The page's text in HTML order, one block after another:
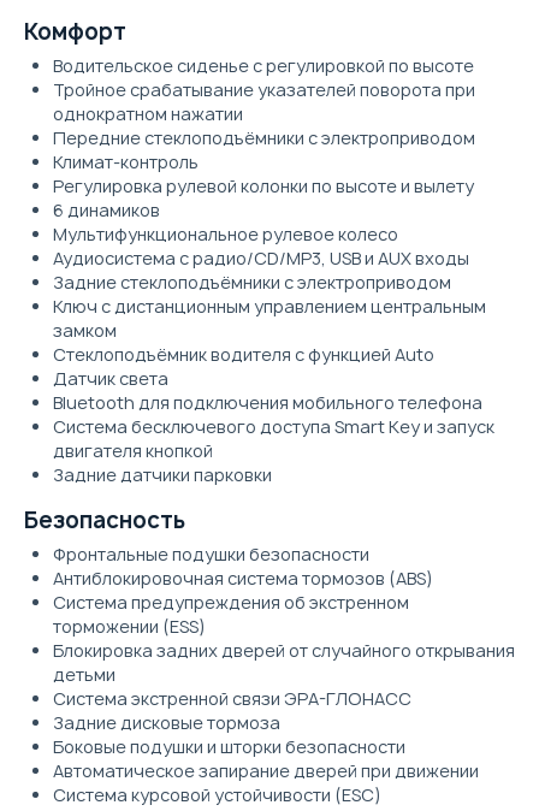
Комфорт
Водительское сиденье с регулировкой по высоте
Тройное срабатывание указателей поворота при
однократном нажатии
Передние стеклоподъёмники с электроприводом
Климат-контроль
Регулировка рулевой колонки по высоте и вылету
6 динамиков
Мультифункциональное рулевое колесо
Аудиосистема с радио/CD/MP3, USB и AUX входы
Задние стеклоподъёмники с электроприводом
Ключ с дистанционным управлением центральным
замком
Стеклоподъёмник водителя с функцией Auto
Датчик света
Bluetooth для подключения мобильного телефона
Система бесключевого доступа Smart Key и запуск
двигателя кнопкой
Задние датчики парковки
Безопасность
Фронтальные подушки безопасности
Антиблокировочная система тормозов (ABS)
Система предупреждения об экстренном
торможении (ESS)
Блокировка задних дверей от случайного открывания
детьми
Система экстренной связи ЭРА-ГЛОНАСС
Задние дисковые тормоза
Боковые подушки и шторки безопасности
Автоматическое запирание дверей при движении
Система курсовой устойчивости (ESC)